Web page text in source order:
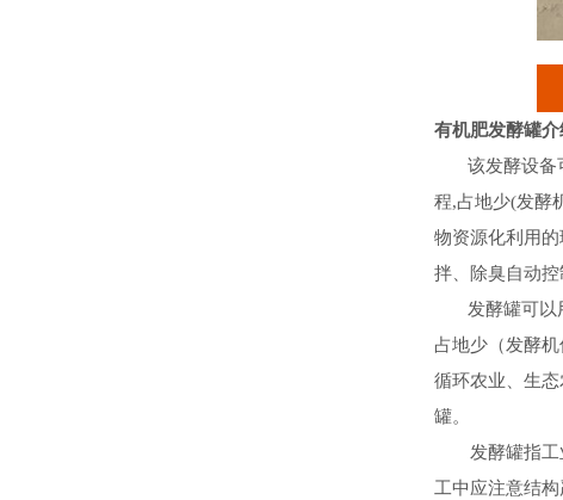
有机肥发酵罐介
该发酵设备可
程,占地少(发酵
物资源化利用
拌、除臭自动
发酵罐可以用
占地少（发酵
循环农业、生
罐。
发酵罐指
工中应注意结